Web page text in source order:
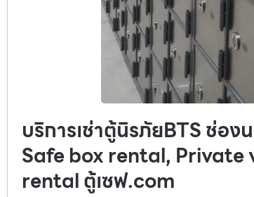
บริการเช่าตู้นิรภัยBTS ช่อ
Safe box rental, Private
rental ตู้เซฟ.com